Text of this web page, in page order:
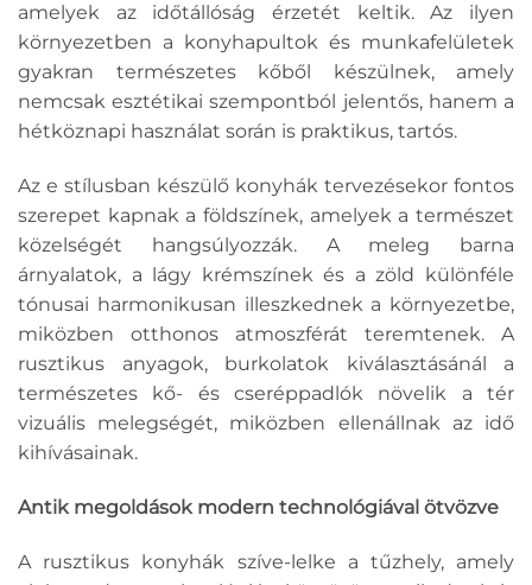
amelyek az időtállóság érzetét keltik. Az ilyen
környezetben a konyhapultok és munkafelületek
gyakran természetes kőből készülnek, amely
nemcsak esztétikai szempontból jelentős, hanem a
hétköznapi használat során is praktikus, tartós.
Az e stílusban készülő konyhák tervezésekor fontos
szerepet kapnak a földszínek, amelyek a természet
közelségét hangsúlyozzák. A meleg barna
árnyalatok, a lágy krémszínek és a zöld különféle
tónusai harmonikusan illeszkednek a környezetbe,
miközben otthonos atmoszférát teremtenek. A
rusztikus anyagok, burkolatok kiválasztásánál a
természetes kő- és cseréppadlók növelik a tér
vizuális melegségét, miközben ellenállnak az idő
kihívásainak.
Antik megoldások modern technológiával ötvözve
A rusztikus konyhák szíve-lelke a tűzhely, amely